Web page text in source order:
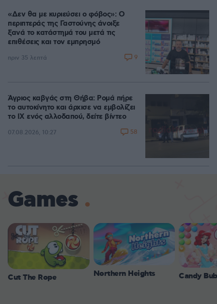
«Δεν θα με κυριεύσει ο φόβος»: Ο
περιπτεράς της Γαστούνης άνοιξε
ξανά το κατάστημά του μετά τις
επιθέσεις και τον εμπρησμό
πριν 35 λεπτά 9
Άγριος καβγάς στη Θήβα: Ρομά πήρε
το αυτοκίνητο και άρχισε να εμβολίζει
το ΙΧ ενός αλλοδαπού, δείτε βίντεο
07.08.2026, 10:27 58
Games
Cut The Rope Northern Heights Candy